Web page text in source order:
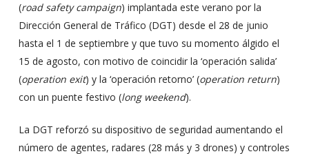
(road safety campaign) implantada este verano por la
Dirección General de Tráfico (DGT) desde el 28 de junio
hasta el 1 de septiembre y que tuvo su momento álgido el
15 de agosto, con motivo de coincidir la ‘operación salida’
(operation exit) y la ‘operación retorno’ (operation return)
con un puente festivo (long weekend).
La DGT reforzó su dispositivo de seguridad aumentando el
número de agentes, radares (28 más y 3 drones) y controles